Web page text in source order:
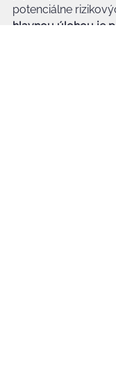
potenciálne
hlavnou úlohou je